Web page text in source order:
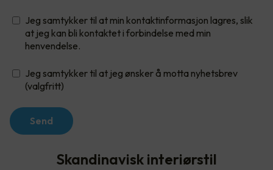
Jeg samtykker til at min kontaktinformasjon lagres, slik
at jeg kan bli kontaktet i forbindelse med min
henvendelse.
Jeg samtykker til at jeg ønsker å motta nyhetsbrev
(valgfritt)
Send
Skandinavisk interiørstil